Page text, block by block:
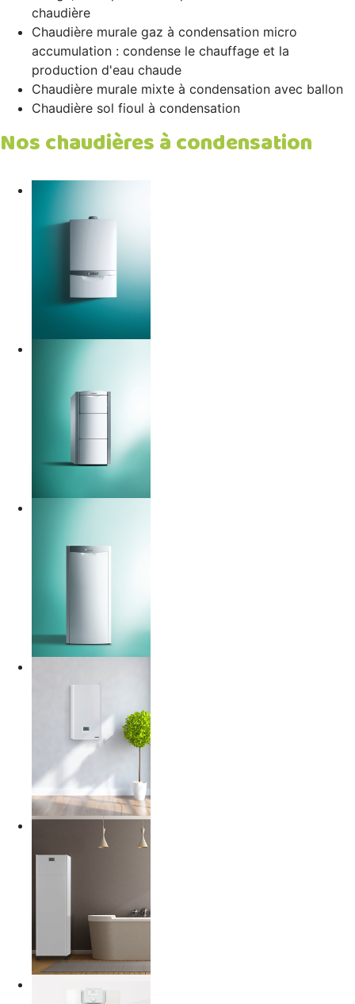
chaudière
Chaudière murale gaz à condensation micro
accumulation : condense le chauffage et la
production d'eau chaude
Chaudière murale mixte à condensation avec ballon
Chaudière sol fioul à condensation
Nos chaudières à condensation